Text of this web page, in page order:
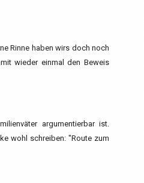
Rinne haben wirs doch noch
wieder einmal den Beweis
argumentierbar ist.
wohl schreiben: "Route zum